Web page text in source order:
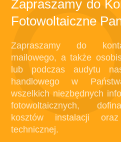
Zapraszamy do
Fotowoltaiczne
Zapraszamy do
mailowego, a także
lub podczas audytu
handlowego w
wszelkich niezbędnych
fotowoltaicznych,
kosztów instalacji
technicznej.